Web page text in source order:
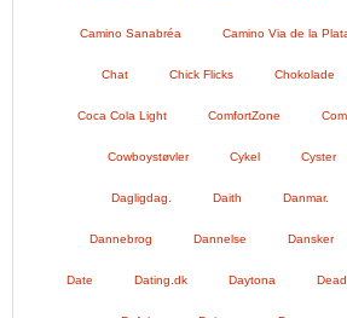
Camino Sanabréa Camino Via de la
Chat Chick Flicks Chokolade
Coca Cola Light ComfortZone
Cowboystøvler Cykel Cyster
Dagligdag. Daith Danmar.
Dannebrog Dannelse Dansker
Date Dating.dk Daytona